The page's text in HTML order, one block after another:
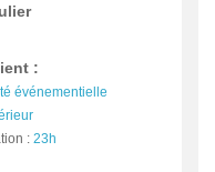
:
événementielle
: 23h